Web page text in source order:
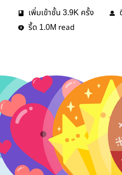
เพิ่มเข้าชั้น 3.9K ครั้ง
รี้ด 1.0M read